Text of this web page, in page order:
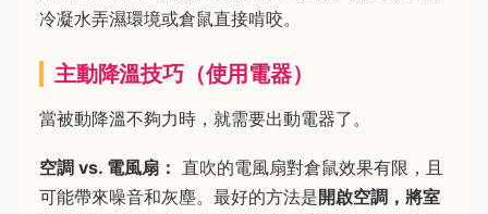
冷凝水弄濕環境或倉鼠直接啃咬。
主動降溫技巧（使用電器）
當被動降溫不夠力時，就需要出動電器了。
空調 vs. 電風扇： 直吹的電風扇對倉鼠效果有限，且
可能帶來噪音和灰塵。最好的方法是開啟空調，將室